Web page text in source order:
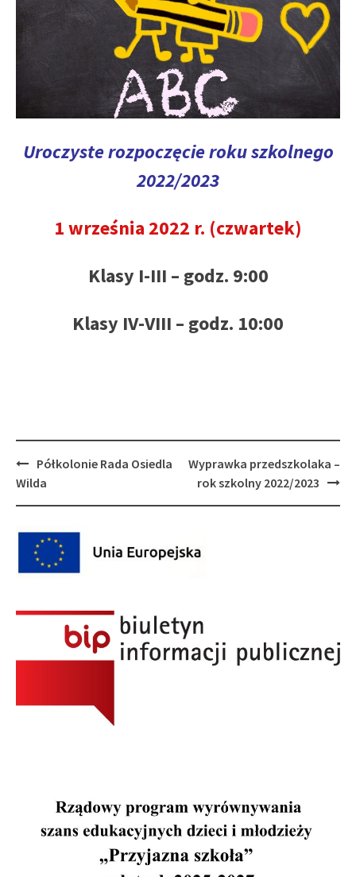
Uroczyste rozpoczęcie roku szkolnego
2022/2023
1 września 2022 r. (czwartek)
Klasy I-III – godz. 9:00
Klasy IV-VIII – godz. 10:00
Post
navigation
Półkolonie Rada Osiedla
Wilda
Wyprawka przedszkolaka –
rok szkolny 2022/2023